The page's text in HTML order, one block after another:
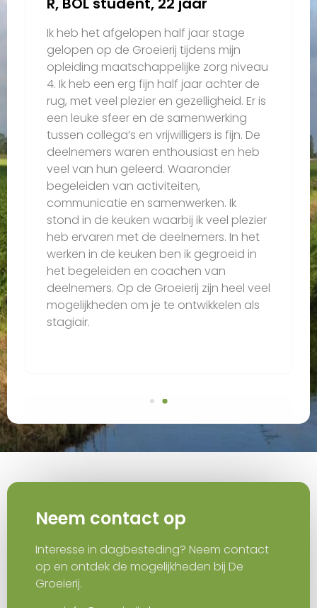
Ik heb het afgelopen half jaar stage
gelopen op de Groeierij tijdens mijn
opleiding maatschappelijke zorg niveau
4. Ik heb een erg fijn half jaar achter de
rug, met veel plezier en gezelligheid. Er is
een leuke sfeer en de samenwerking
tussen collega’s en vrijwilligers is fijn. De
deelnemers waren enthousiast en heb
veel van hun geleerd. Waaronder
begeleiden van activiteiten,
communicatie en samenwerken. Ik
stond in de keuken waarbij ik veel plezier
heb ervaren met de deelnemers. In het
werken in de keuken ben ik gegroeid in
het begeleiden en coachen van
deelnemers. Op de Groeierij zijn heel veel
mogelijkheden om je te ontwikkelen als
stagiair.
Neem contact op
Interesse in dagbesteding? Neem contact
op en ontdek de mogelijkheden bij De
Groeierij.